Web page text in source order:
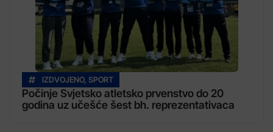
IZDVOJENO, SPORT
Počinje Svjetsko atletsko prvenstvo do 20
godina uz učešće šest bh. reprezentativaca